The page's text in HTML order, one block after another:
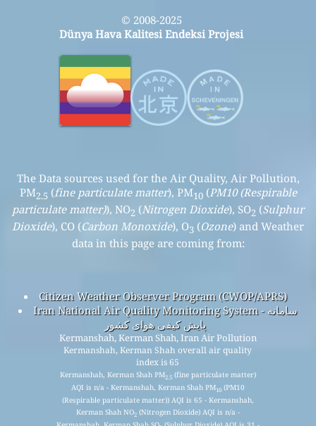
© 2008-2025
Dünya Hava Kalitesi Endeksi Projesi
The Data sources used for the Air Quality, Air Pollution,
PM2.5 (fine particulate matter), PM10(PM10 (Respirable
particulate matter)), NO2 (Nitrogen Dioxide), SO2 (Sulphur
Dioxide), CO (Carbon Monoxide), O3 (Ozone) and Weather
data in this page are coming from:
Citizen Weather Observer Program (CWOP/APRS)
Iran National Air Quality Monitoring System - سامانه
پایش کیفی هوای کشور
Kermanshah, Kerman Shah, Iran Air Pollution
Kermanshah, Kerman Shah overall air quality
index is 65
Kermanshah, Kerman Shah PM2.5(fine particulate matter)
AQI is n/a - Kermanshah, Kerman Shah PM10(PM10
(Respirable particulate matter)) AQI is 65 - Kermanshah,
Kerman Shah NO2(Nitrogen Dioxide) AQI is n/a -